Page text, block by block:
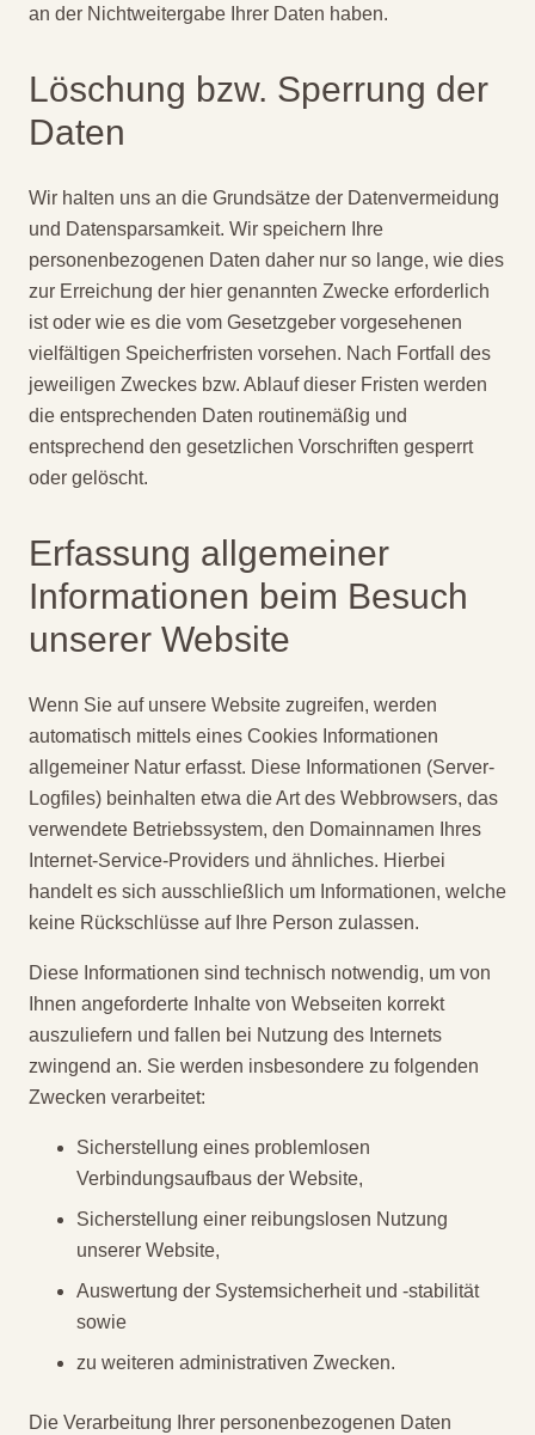
an der Nichtweitergabe Ihrer Daten haben.
Löschung bzw. Sperrung der
Daten
Wir halten uns an die Grundsätze der Datenvermeidung
und Datensparsamkeit. Wir speichern Ihre
personenbezogenen Daten daher nur so lange, wie dies
zur Erreichung der hier genannten Zwecke erforderlich
ist oder wie es die vom Gesetzgeber vorgesehenen
vielfältigen Speicherfristen vorsehen. Nach Fortfall des
jeweiligen Zweckes bzw. Ablauf dieser Fristen werden
die entsprechenden Daten routinemäßig und
entsprechend den gesetzlichen Vorschriften gesperrt
oder gelöscht.
Erfassung allgemeiner
Informationen beim Besuch
unserer Website
Wenn Sie auf unsere Website zugreifen, werden
automatisch mittels eines Cookies Informationen
allgemeiner Natur erfasst. Diese Informationen (Server-
Logfiles) beinhalten etwa die Art des Webbrowsers, das
verwendete Betriebssystem, den Domainnamen Ihres
Internet-Service-Providers und ähnliches. Hierbei
handelt es sich ausschließlich um Informationen, welche
keine Rückschlüsse auf Ihre Person zulassen.
Diese Informationen sind technisch notwendig, um von
Ihnen angeforderte Inhalte von Webseiten korrekt
auszuliefern und fallen bei Nutzung des Internets
zwingend an. Sie werden insbesondere zu folgenden
Zwecken verarbeitet:
Sicherstellung eines problemlosen
Verbindungsaufbaus der Website,
Sicherstellung einer reibungslosen Nutzung
unserer Website,
Auswertung der Systemsicherheit und -stabilität
sowie
zu weiteren administrativen Zwecken.
Die Verarbeitung Ihrer personenbezogenen Daten